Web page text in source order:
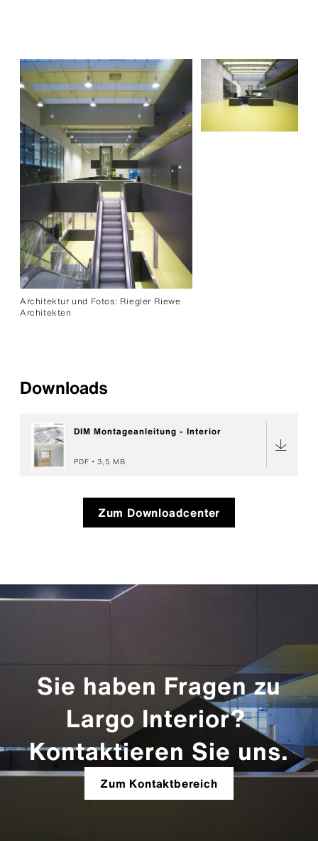
Architektur und Fotos: Riegler Riewe
Architekten
Downloads
DIM Montageanleitung - Interior
PDF 3,5 MB
Zum Downloadcenter
Sie haben Fragen zu
Largo Interior?
Kontaktieren Sie uns.
Zum Kontaktbereich